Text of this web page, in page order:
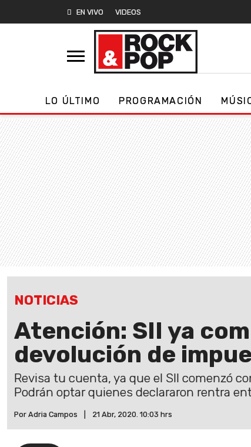
EN VIVO VIDEOS
LO ÚLTIMO PROGRAMACIÓN
NOTICIAS
Atención: SII ya
devolución de
Revisa tu cuenta, ya que el SII comenzó
Podrán optar quienes declararon rentra
Por Adria Campos 21 Abr, 2020. 10:03 hrs